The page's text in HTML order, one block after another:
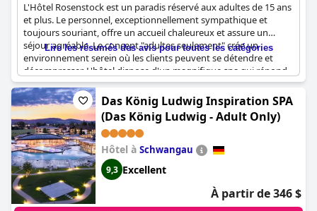
L'Hôtel Rosenstock est un paradis réservé aux adultes de 15 ans
et plus. Le personnel, exceptionnellement sympathique et
toujours souriant, offre un accueil chaleureux et assure un
séjour agréable. Le concept "adultes seulement" crée un
environnement serein où les clients peuvent se détendre et
décompresser. L'hôtel dispose d'un magnifique spa qui répond
à tous les besoins de ses clients. En résumé, si vous recherchez
une escapade tranquille, l'Hôtel Rosenstock - Erwachsenenhotel
- Adults only 15 plus est le choix idéal.
Lire les résumés des avis pour toutes les catégories
Das König Ludwig Inspiration SPA
(Das König Ludwig - Adult Only)
Hôtel à Schwangau
9,3 Excellent
À partir de 346 $